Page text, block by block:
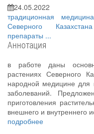
24.05.2022
традиционная
Северного
препараты ...
Аннотация
в работе даны
растениях Северного
народной медицине для
заболеваний.
приготовления
внешнего и внутреннего
подробнее